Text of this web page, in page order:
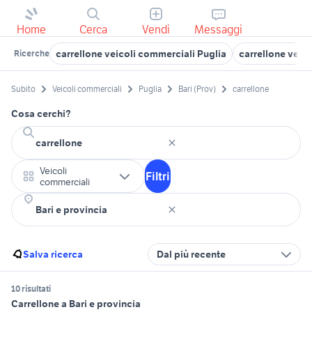
Home Cerca Vendi Messaggi
Ricerche carrellone veicoli commerciali Puglia carrellone
Subito Veicoli commerciali Puglia Bari (Prov) carrellone
Cosa cerchi?
Veicoli
commerciali
Filtri
Salva ricerca Dal più recente
10 risultati
Carrellone a Bari e provincia